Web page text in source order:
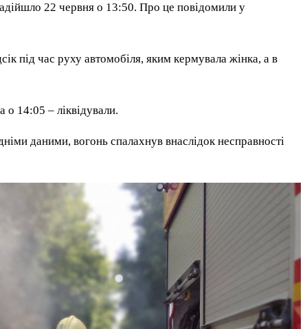
22 червня о 13:50. Про це повідомили у
під час руху автомобіля, яким кермувала жінка, а в
о 14:05 – ліквідували.
даними, вогонь спалахнув внаслідок несправності